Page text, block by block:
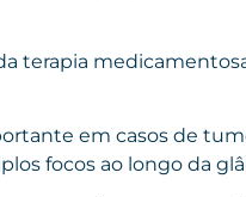
terapia
em casos de
focos ao longo da